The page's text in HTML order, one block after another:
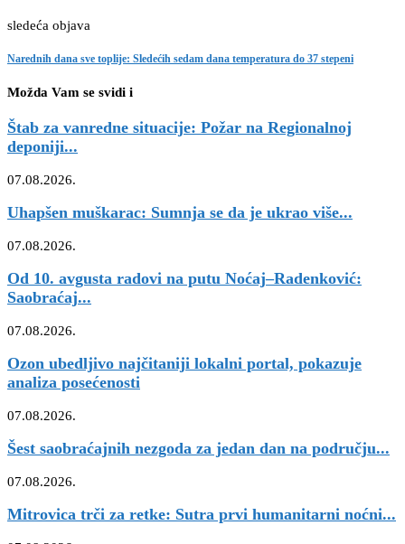
sledeća objava
Narednih dana sve toplije: Sledećih sedam dana temperatura do 37 stepeni
Možda Vam se svidi i
Štab za vanredne situacije: Požar na Regionalnoj
deponiji...
07.08.2026.
Uhapšen muškarac: Sumnja se da je ukrao više...
07.08.2026.
Od 10. avgusta radovi na putu Noćaj–Radenković:
Saobraćaj...
07.08.2026.
Ozon ubedljivo najčitaniji lokalni portal, pokazuje
analiza posećenosti
07.08.2026.
Šest saobraćajnih nezgoda za jedan dan na području...
07.08.2026.
Mitrovica trči za retke: Sutra prvi humanitarni noćni...